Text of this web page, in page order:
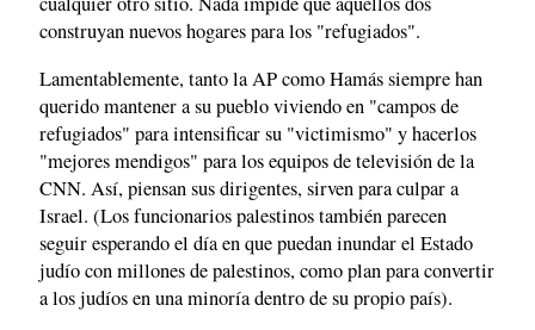
construyan nuevos hogares para los "refugiados".
Lamentablemente, tanto la AP como Hamás siempre han
querido mantener a su pueblo viviendo en "campos de
refugiados" para intensificar su "victimismo" y hacerlos
"mejores mendigos" para los equipos de televisión de la
CNN. Así, piensan sus dirigentes, sirven para culpar a
Israel. (Los funcionarios palestinos también parecen
seguir esperando el día en que puedan inundar el Estado
judío con millones de palestinos, como plan para convertir
a los judíos en una minoría dentro de su propio país).